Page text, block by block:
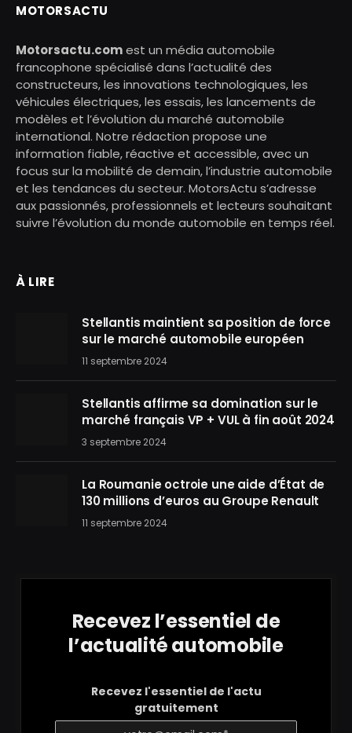
MOTORSACTU
Motorsactu.comest un média automobile
francophone spécialisé dans l’actualité des
constructeurs, les innovations technologiques, les
véhicules électriques, les essais, les lancements de
modèles et l’évolution du marché automobile
international. Notre rédaction propose une
information fiable, réactive et accessible, avec un
focus sur la mobilité de demain, l’industrie automobile
et les tendances du secteur. MotorsActu s’adresse
aux passionnés, professionnels et lecteurs souhaitant
suivre l’évolution du monde automobile en temps réel.
À LIRE
Stellantis maintient sa position de force
sur le marché automobile européen
11 septembre 2024
Stellantis affirme sa domination sur le
marché français VP + VUL à fin août 2024
3 septembre 2024
La Roumanie octroie une aide d’État de
130 millions d’euros au Groupe Renault
11 septembre 2024
Recevez l’essentiel de
l’actualité automobile
Recevez l'essentiel de l'actu
gratuitement